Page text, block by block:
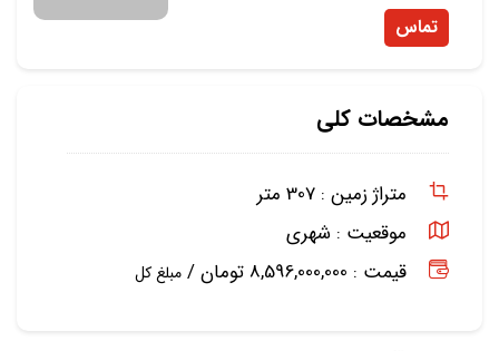
تماس
مشخصات کلی
متراژ زمین : 307 متر
موقعیت : شهری
قیمت : 8,596,000,000 تومان /
مبلغ کل